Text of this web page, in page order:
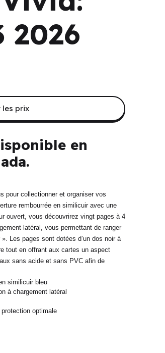
2026
en
pour collectionner et organiser vos
rembourrée en similicuir avec une
ouvert, vous découvrirez vingt pages à 4
latéral, vous permettant de ranger
Les pages sont dotées d’un dos noir à
tout en offrant aux cartes un aspect
sans acide et sans PVC afin de
similicuir bleu
à chargement latéral
optimale
les prix